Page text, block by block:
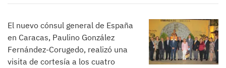
El nuevo cónsul general de España
en Caracas, Paulino González
Fernández-Corugedo, realizó una
visita de cortesía a los cuatro